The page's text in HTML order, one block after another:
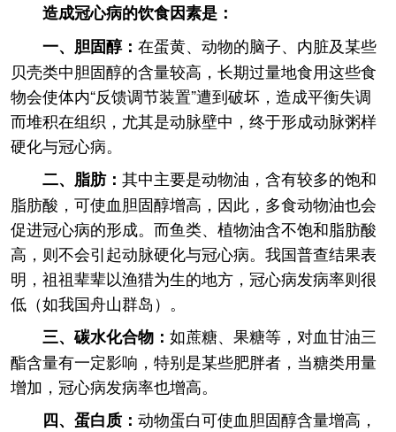
造成冠心病的饮食因素是：
一、胆固醇： 在蛋黄、动物的脑子、内脏及某些
贝壳类中胆固醇的含量较高，长期过量地食用这些食
物会使体内“反馈调节装置”遭到破坏，造成平衡失调
而堆积在组织，尤其是动脉壁中，终于形成动脉粥样
硬化与冠心病。
二、脂肪： 其中主要是动物油，含有较多的饱和
脂肪酸，可使血胆固醇增高，因此，多食动物油也会
促进冠心病的形成。而鱼类、植物油含不饱和脂肪酸
高，则不会引起动脉硬化与冠心病。我国普查结果表
明，祖祖辈辈以渔猎为生的地方，冠心病发病率则很
低（如我国舟山群岛）。
三、碳水化合物： 如蔗糖、果糖等，对血甘油三
酯含量有一定影响，特别是某些肥胖者，当糖类用量
增加，冠心病发病率也增高。
四、蛋白质： 动物蛋白可使血胆固醇含量增高，